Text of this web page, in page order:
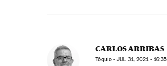
CARLOS ARRIBAS
Tóquio -JUL 31, 2021 - 16:35